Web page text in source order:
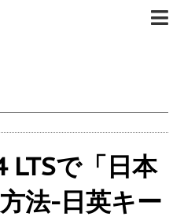
で「日本
法-日英キー